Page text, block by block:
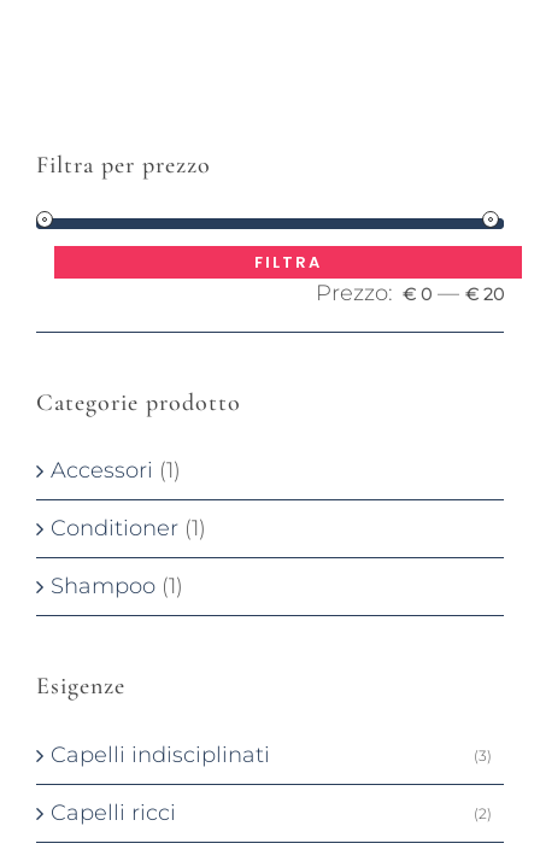
Filtra per prezzo
FILTRA
Prezzo: € 0 — € 20
Categorie prodotto
Accessori (1)
Conditioner (1)
Shampoo (1)
Esigenze
Capelli indisciplinati (3)
Capelli ricci (2)